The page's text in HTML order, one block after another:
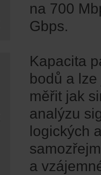
na 700
Gbps.
Kapacita
bodů a
měřit jak
analýzu
logických
a